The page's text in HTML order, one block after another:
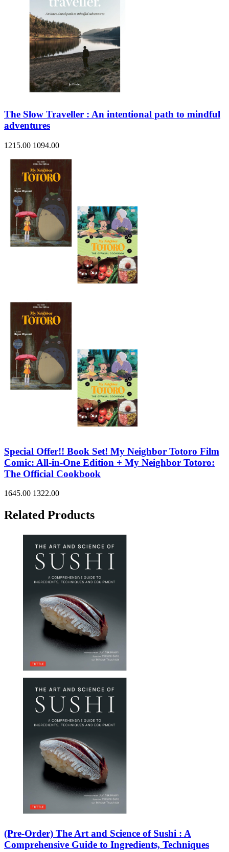
The Slow Traveller : An intentional path to mindful
adventures
1215.00 1094.00
Special Offer!! Book Set! My Neighbor Totoro Film
Comic: All-in-One Edition + My Neighbor Totoro:
The Official Cookbook
1645.00 1322.00
Related Products
(Pre-Order) The Art and Science of Sushi : A
Comprehensive Guide to Ingredients, Techniques